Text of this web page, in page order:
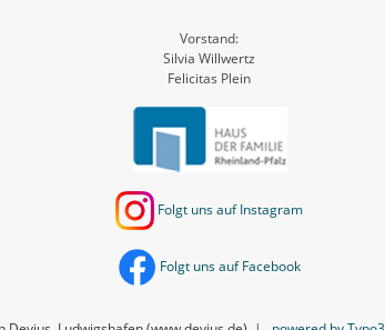
Vorstand:
Silvia Willwertz
Felicitas Plein
Folgt uns auf Instagram
Folgt uns auf Facebook